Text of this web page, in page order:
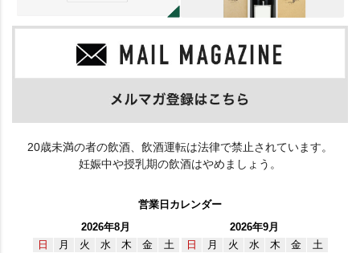
20歳未満の者の飲酒、飲酒運転は法律で禁止されています。
妊娠中や授乳期の飲酒はやめましょう。
営業日カレンダー
2026年8月
日
月 火 水 木 金
土
2026年9月
日
月 火 水 木 金
土